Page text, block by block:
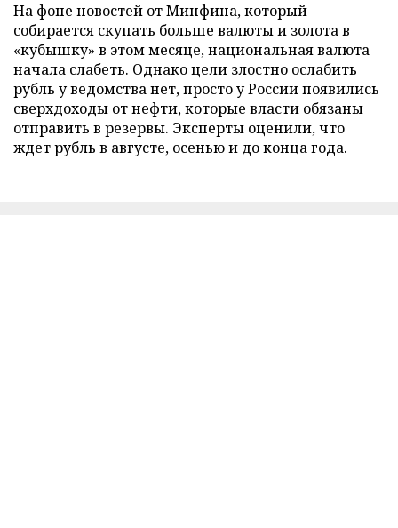
На фоне новостей от Минфина, который
собирается скупать больше валюты и золота в
«кубышку» в этом месяце, национальная валюта
начала слабеть. Однако цели злостно ослабить
рубль у ведомства нет, просто у России появились
сверхдоходы от нефти, которые власти обязаны
отправить в резервы. Эксперты оценили, что
ждет рубль в августе, осенью и до конца года.